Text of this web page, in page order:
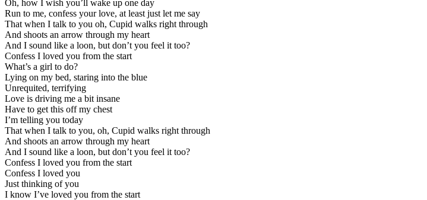
Oh, how I wish you’ll wake up one day
Run to me, confess your love, at least just let me say
That when I talk to you oh, Cupid walks right through
And shoots an arrow through my heart
And I sound like a loon, but don’t you feel it too?
Confess I loved you from the start
What’s a girl to do?
Lying on my bed, staring into the bluе
Unrequited, terrifying
Lovе is driving me a bit insane
Have to get this off my chest
I’m telling you today
That when I talk to you, oh, Cupid walks right through
And shoots an arrow through my heart
And I sound like a loon, but don’t you feel it too?
Confess I loved you from the start
Confess I loved you
Just thinking of you
I know I’ve loved you from the start